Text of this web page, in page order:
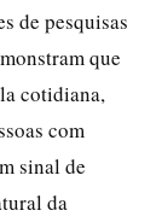
de pesquisas
que
cotidiana,
com
sinal de
da